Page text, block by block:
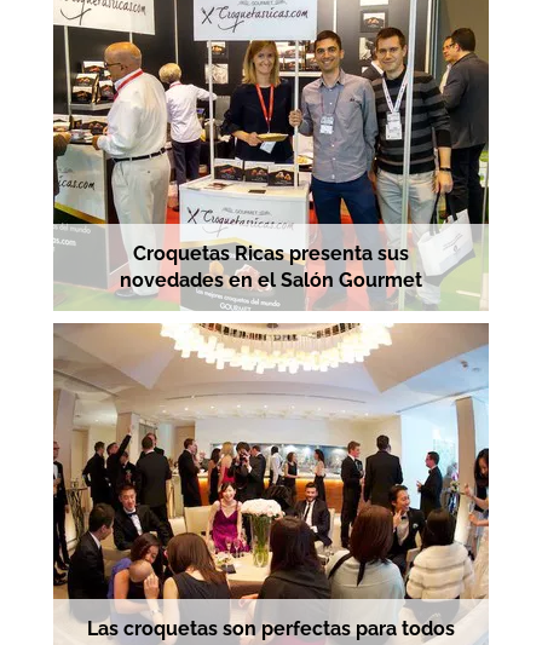
Croquetas Ricas presenta sus
novedades en el Salón Gourmet
Las croquetas son perfectas para todos